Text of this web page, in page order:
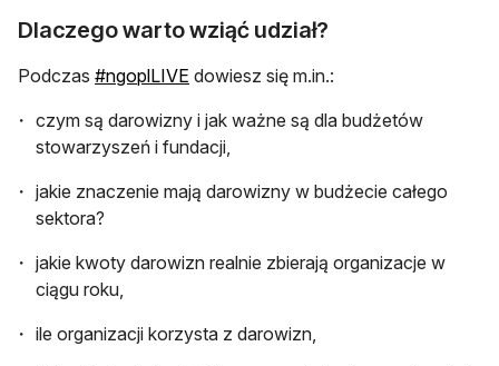
Dlaczego warto wziąć udział?
Podczas #ngoplLIVE otwiera się w nowej karcie
dowiesz się m.in.:
czym są darowizny i jak ważne są dla budżetów
stowarzyszeń i fundacji,
jakie znaczenie mają darowizny w budżecie całego
sektora?
jakie kwoty darowizn realnie zbierają organizacje w
ciągu roku,
ile organizacji korzysta z darowizn,